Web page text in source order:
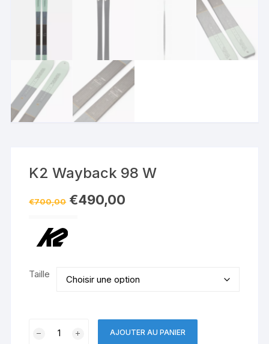
K2 Wayback 98 W
€700,00 Le
prix
€490,00
Taille
AJOUTER AU PANIER